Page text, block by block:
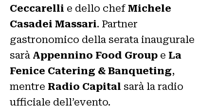
Ceccarelli e dello chef Michele
Casadei Massari. Partner
gastronomico della serata inaugurale
sarà Appennino Food Group e La
Fenice Catering & Banqueting,
mentre Radio Capital sarà la radio
ufficiale dell’evento.